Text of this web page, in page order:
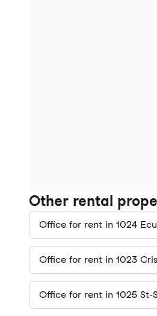
Other rental
Office for rent in 1024
Office for rent in 1023
Office for rent in 1025 St-